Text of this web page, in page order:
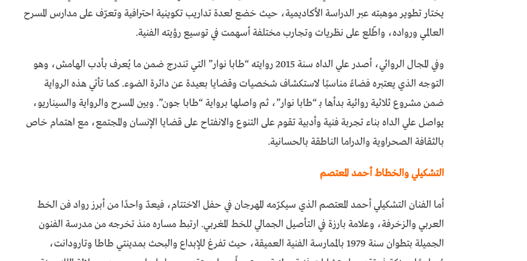
يختار تطوير موهبته عبر الدراسة الأكاديمية، حيث خضع لعدة تداريب تكوينية احترافية وتعرّف على مدارس المسرح
العالمي ورواده، واطّلع على نظريات وتجارب مختلفة أسهمت في توسيع رؤيته الفنية.
وفي المجال الروائي، أصدر علي الداه سنة 2015 روايته “طابا نوار” التي تندرج ضمن ما يُعرف بأدب الهامش، وهو
التوجه الذي يعتبره فضاءً مناسبًا لاستكشاف شخصيات وقضايا بعيدة عن دائرة الضوء. كما تأتي هذه الرواية
ضمن مشروع ثلاثية روائية بدأها بـ “طابا نوار”، ثم واصلها برواية “طابا جون”. وبين المسرح والرواية والسيناريو،
يواصل علي الداه بناء تجربة فنية وأدبية تقوم على التنوع والانفتاح على قضايا الإنسان والمجتمع، مع اهتمام خاص
بالثقافة الصحراوية والدراما الناطقة بالحسانية.
التشكيلي والخطاط أحمد المعتصم
أما الفنان التشكيلي أحمد المعتصم الذي سيكرّمه المهرجان في حفل الاختتام، فيعدّ واحدًا من أبرز رواد فن الخط
العربي والزخرفة، وعلامة بارزة في التأصيل الجمالي للخط المغربي. ارتبط مساره منذ تخرجه من مدرسة الفنون
الجميلة بتطوان سنة 1979 بالممارسة الفنية العميقة، حيث تفرغ للإبداع والبحث بمدينتي طاطا وتارودانت،